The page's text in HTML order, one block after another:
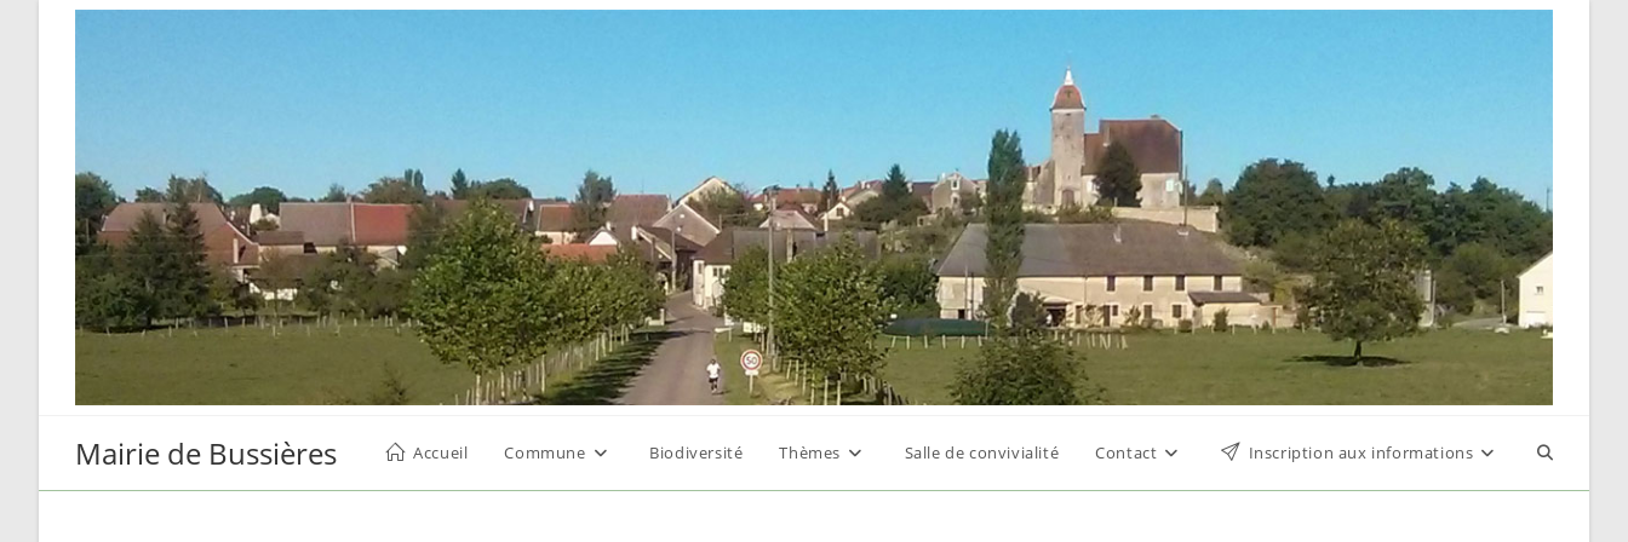
Mairie de Bussières Accueil Commune Biodiversité Thèmes Salle de convivialité Contact Inscription aux informations Toggle